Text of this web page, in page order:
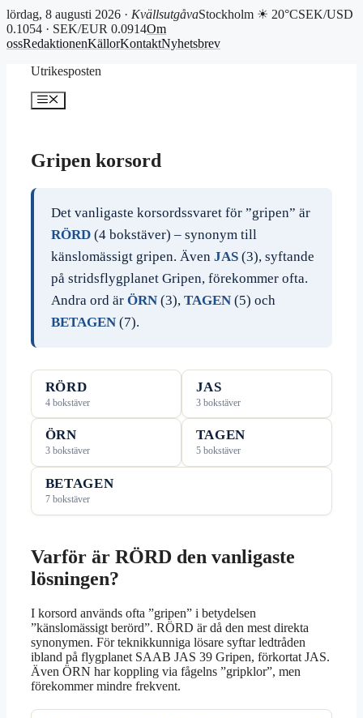
lördag, 8 augusti 2026 · KvällsutgåvaStockholm ☀ 20°CSEK/USD
0.1054 · SEK/EUR 0.0914Om
ossRedaktionenKällorKontaktNyhetsbrev
Utrikesposten
Meny
Gripen korsord
Det vanligaste korsordssvaret för ”gripen” är
RÖRD(4 bokstäver) – synonym till
känslomässigt gripen. Även JAS(3), syftande
på stridsflygplanet Gripen, förekommer ofta.
Andra ord är ÖRN(3), TAGEN(5) och
BETAGEN(7).
RÖRD
4 bokstäver
JAS
3 bokstäver
ÖRN
3 bokstäver
TAGEN
5 bokstäver
BETAGEN
7 bokstäver
Varför är RÖRD den vanligaste
lösningen?
I korsord används ofta ”gripen” i betydelsen
”känslomässigt berörd”. RÖRD är då den mest direkta
synonymen. För teknikkunniga lösare syftar ledtråden
ibland på flygplanet SAAB JAS 39 Gripen, förkortat JAS.
Även ÖRN har koppling via fågelns ”gripklor”, men
förekommer mindre frekvent.